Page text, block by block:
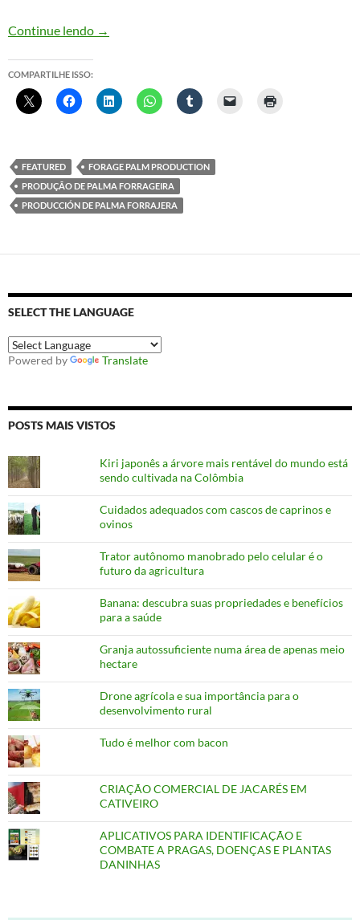
Continue lendo Produção de Palma Forrageira Resistente à
→
COMPARTILHE ISSO:
FEATURED
FORAGE PALM PRODUCTION
PRODUÇÃO DE PALMA FORRAGEIRA
PRODUCCIÓN DE PALMA FORRAJERA
SELECT THE LANGUAGE
Powered by Translate
POSTS MAIS VISTOS
Kiri japonês a árvore mais rentável do mundo está
sendo cultivada na Colômbia
Cuidados adequados com cascos de caprinos e
ovinos
Trator autônomo manobrado pelo celular é o
futuro da agricultura
Banana: descubra suas propriedades e benefícios
para a saúde
Granja autossuficiente numa área de apenas meio
hectare
Drone agrícola e sua importância para o
desenvolvimento rural
Tudo é melhor com bacon
CRIAÇÃO COMERCIAL DE JACARÉS EM
CATIVEIRO
APLICATIVOS PARA IDENTIFICAÇÃO E
COMBATE A PRAGAS, DOENÇAS E PLANTAS
DANINHAS